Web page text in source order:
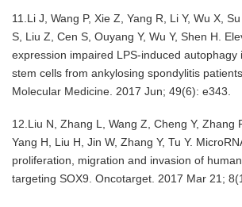
11.Li J, Wang P, Xie Z, Yang R, Li Y, Wu X,
S, Liu Z, Cen S, Ouyang Y, Wu Y, Shen H.
expression impaired LPS-induced autophagy
stem cells from ankylosing spondylitis patients.
Molecular Medicine. 2017 Jun; 49(6): e343.
12.Liu N, Zhang L, Wang Z, Cheng Y, Zhang
Yang H, Liu H, Jin W, Zhang Y, Tu Y.
proliferation, migration and invasion of
targeting SOX9. Oncotarget. 2017 Mar 21;